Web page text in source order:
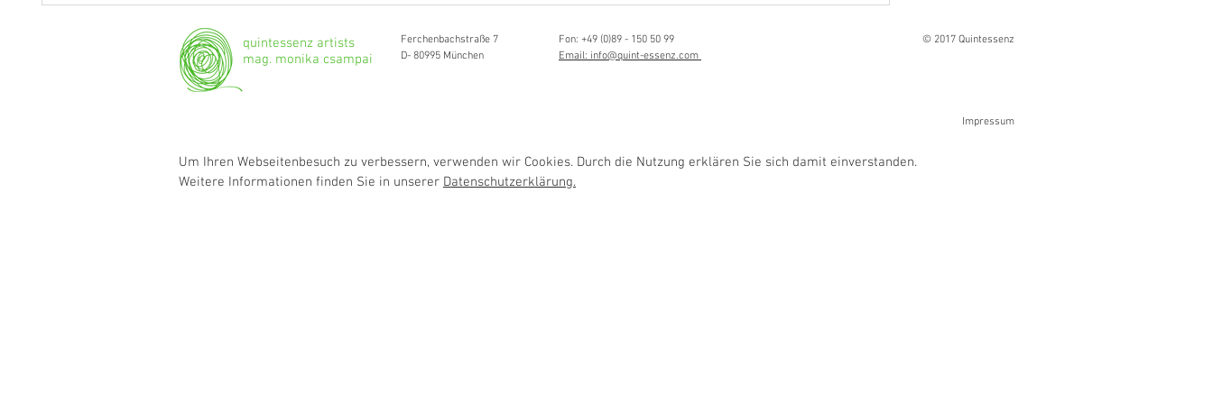
quintessenz artists
mag. monika csampai
Ferchenbachstraße 7
D- 80995 München
Fon: +49 (0)89 - 150 50 99
Email: info@quint-essenz.com
© 2017 Quintessenz
Impressum
Um Ihren Webseitenbesuch zu verbessern, verwenden wir Cookies. Durch die Nutzung erklären Sie sich damit einverstanden.
Weitere Informationen finden Sie in unserer Datenschutzerklärung.